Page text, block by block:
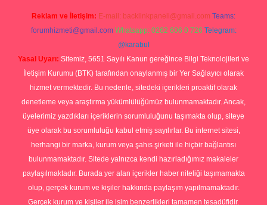
Reklam ve İletişim: E-mail: backlinkpaneli@gmail.com Teams:
forumhizmeti@gmail.com Whatsapp: 0262 606 0 726 Telegram:
@karabul
Yasal Uyarı: Sitemiz, 5651 Sayılı Kanun gereğince Bilgi Teknolojileri ve
İletişim Kurumu (BTK) tarafından onaylanmış bir Yer Sağlayıcı olarak
hizmet vermektedir. Bu nedenle, sitedeki içerikleri proaktif olarak
denetleme veya araştırma yükümlülüğümüz bulunmamaktadır. Ancak,
üyelerimiz yazdıkları içeriklerin sorumluluğunu taşımakta olup, siteye
üye olarak bu sorumluluğu kabul etmiş sayılırlar. Bu internet sitesi,
herhangi bir marka, kurum veya şahıs şirketi ile hiçbir bağlantısı
bulunmamaktadır. Sitede yalnızca kendi hazırladığımız makaleler
paylaşılmaktadır. Burada yer alan içerikler haber niteliği taşımamakta
olup, gerçek kurum ve kişiler hakkında paylaşım yapılmamaktadır.
Gerçek kurum ve kişiler ile isim benzerlikleri tamamen tesadüfidir.